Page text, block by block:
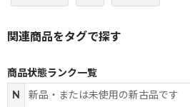
商品状態ランク一覧
N 新品・または未使用の新古品です